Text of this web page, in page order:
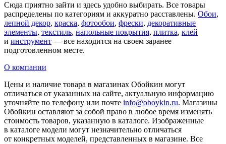
Сюда приятно зайти и здесь удобно выбирать. Все товары
распределены по категориям и аккуратно расставлены. Обои,
лепной декор, краска, фотообои, фрески, декоративные
элементы, текстиль, напольные покрытия, плитка, клей
и инструмент — все находится на своем заранее
подготовленном месте.
О компании
Цены и наличие товара в магазинах Обойкин могут
отличаться от указанных на сайте, актуальную информацию
уточняйте по телефону или почте info@oboykin.ru. Магазины
Обойкин оставляют за собой право в любое время изменять
стоимость товаров, указанную в каталоге. Изображенные
в каталоге модели могут незначительно отличаться
от конкретных моделей, представленных в магазине. Все